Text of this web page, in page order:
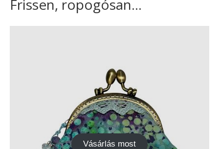
Frissen, ropogósan...
Vásárlás most